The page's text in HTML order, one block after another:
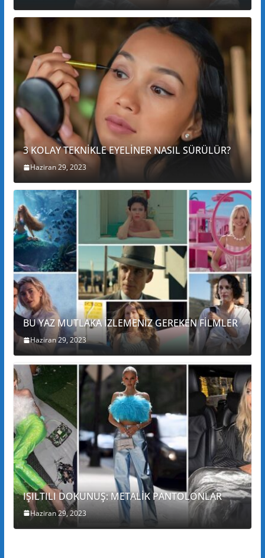
3 KOLAY TEKNİKLE EYELİNER NASIL SÜRÜLÜR?
Haziran 29, 2023
BU YAZ MUTLAKA İZLEMENİZ GEREKEN FİLMLER
Haziran 29, 2023
IŞILTILI DOKUNUŞ: METALİK PANTOLONLAR
Haziran 29, 2023